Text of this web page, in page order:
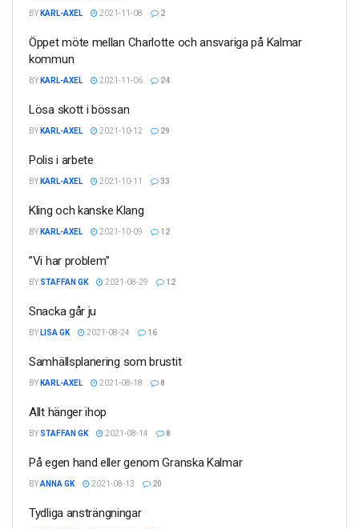
BY KARL-AXEL 2021-11-08 2
Öppet möte mellan Charlotte och ansvariga på Kalmar
kommun
BY KARL-AXEL 2021-11-06 24
Lösa skott i bössan
BY KARL-AXEL 2021-10-12 29
Polis i arbete
BY KARL-AXEL 2021-10-11 33
Kling och kanske Klang
BY KARL-AXEL 2021-10-09 12
”Vi har problem”
BY STAFFAN GK 2021-08-29 12
Snacka går ju
BY LISA GK 2021-08-24 16
Samhällsplanering som brustit
BY KARL-AXEL 2021-08-18 8
Allt hänger ihop
BY STAFFAN GK 2021-08-14 8
På egen hand eller genom Granska Kalmar
BYANNA GK 2021-08-13 20
Tydliga ansträngningar